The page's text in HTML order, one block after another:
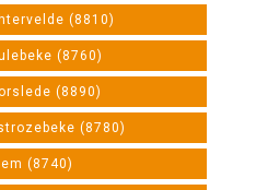
(8810)
(8760)
(8890)
(8780)
(8740)